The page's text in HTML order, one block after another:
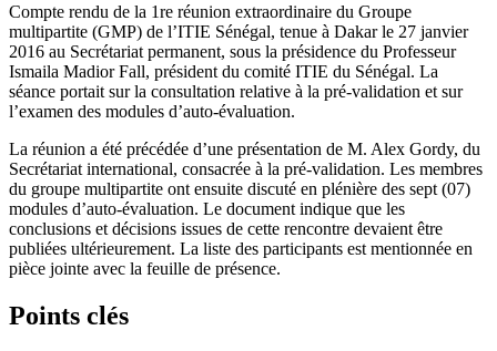
Compte rendu de la 1re réunion extraordinaire du Groupe
multipartite (GMP) de l’ITIE Sénégal, tenue à Dakar le 27 janvier
2016 au Secrétariat permanent, sous la présidence du Professeur
Ismaila Madior Fall, président du comité ITIE du Sénégal. La
séance portait sur la consultation relative à la pré-validation et sur
l’examen des modules d’auto-évaluation.
La réunion a été précédée d’une présentation de M. Alex Gordy, du
Secrétariat international, consacrée à la pré-validation. Les membres
du groupe multipartite ont ensuite discuté en plénière des sept (07)
modules d’auto-évaluation. Le document indique que les
conclusions et décisions issues de cette rencontre devaient être
publiées ultérieurement. La liste des participants est mentionnée en
pièce jointe avec la feuille de présence.
Points clés